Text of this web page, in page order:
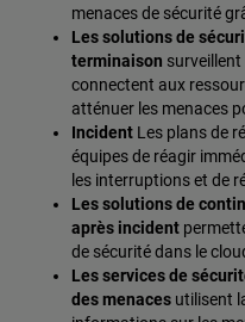
menaces de sécurité
Les solutions de
terminaison
connectent aux
atténuer les menaces
Incident Les plans de
équipes de réagir
les interruptions et de
Les solutions de
après incident
de sécurité dans le
Les services de
des menaces utilisent